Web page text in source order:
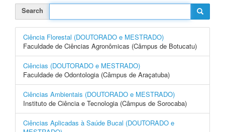
Search
Ciência Florestal (DOUTORADO e MESTRADO)
Faculdade de Ciências Agronômicas (Câmpus de Botucatu)
Ciências (DOUTORADO e MESTRADO)
Faculdade de Odontologia (Câmpus de Araçatuba)
Ciências Ambientais (DOUTORADO e MESTRADO)
Instituto de Ciência e Tecnologia (Câmpus de Sorocaba)
Ciências Aplicadas à Saúde Bucal (DOUTORADO e